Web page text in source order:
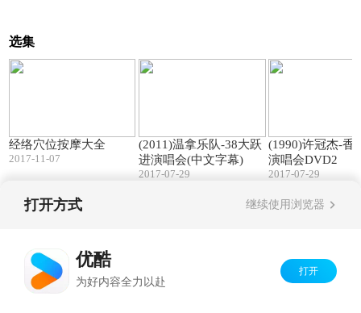
选集
经络穴位按摩大全
2017-11-07
(2011)温拿乐队-38大跃
进演唱会(中文字幕)
2017-07-29
(1990)许冠杰-香
演唱会DVD2
2017-07-29
打开方式 继续使用浏览器
优酷
为好内容全力以赴
打开